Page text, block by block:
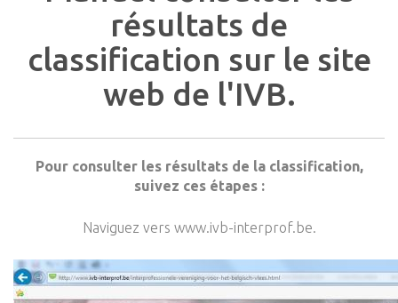
résultats de
classification sur le site
web de l'IVB.
Pour consulter les résultats de la classification,
suivez ces étapes :
Naviguez vers www.ivb-interprof.be.